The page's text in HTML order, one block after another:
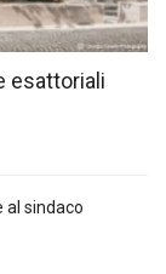
esattoriali
al sindaco